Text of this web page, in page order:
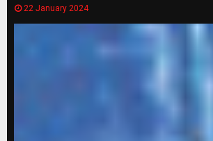
22 January 2024